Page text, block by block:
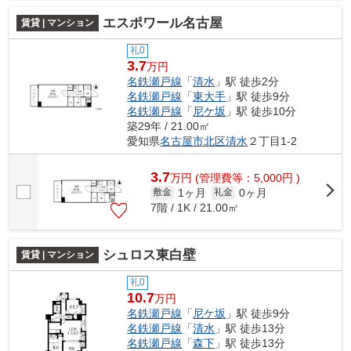
賃貸 | マンション エスポワール名古屋
礼0
3.7万円
名鉄瀬戸線 「清水 」駅 徒歩2分
名鉄瀬戸線 「東大手 」駅 徒歩9分
名鉄瀬戸線 「尼ケ坂 」駅 徒歩10分
築29年 / 21.00㎡
愛知県名古屋市北区清水２丁目1-2
3.7万円 (管理費等：5,000円 )
敷金 1ヶ月 礼金 0ヶ月
7階 / 1K / 21.00㎡
賃貸 | マンション シュロス東白壁
礼0
10.7万円
名鉄瀬戸線 「 尼ケ坂 」駅 徒歩9分
名鉄瀬戸線 「清水 」駅 徒歩13分
名鉄瀬戸線 「森下 」駅 徒歩13分